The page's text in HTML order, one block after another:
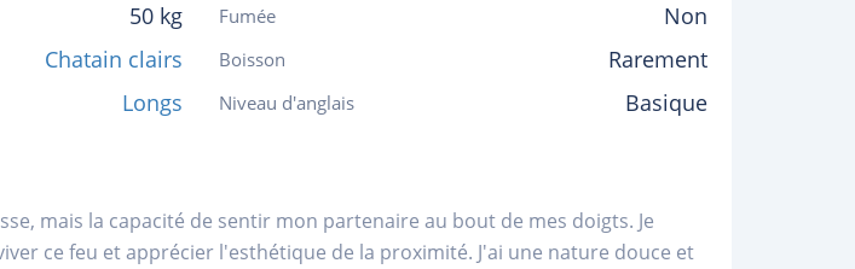
50 kg
Chatain clairs
Longs
Fumée Non
Boisson Rarement
Niveau d'anglais Basique
mais la capacité de sentir mon partenaire au bout de mes doigts. Je
ce feu et apprécier l'esthétique de la proximité. J'ai une nature douce et